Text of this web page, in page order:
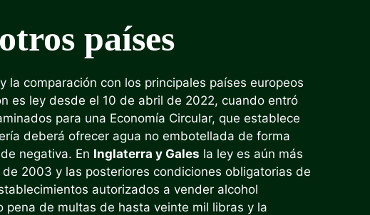
países
y la comparación con los principales países europeos
es ley desde el 10 de abril de 2022, cuando entró
para una Economía Circular, que establece
deberá ofrecer agua no embotellada de forma
negativa. En Inglaterra y Gales la ley es aún más
2003 y las posteriores condiciones obligatorias de
autorizados a vender alcohol
de multas de hasta veinte mil libras y la